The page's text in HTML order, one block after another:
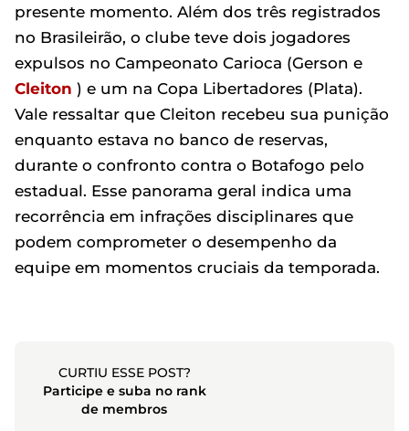
presente momento. Além dos três registrados
no Brasileirão, o clube teve dois jogadores
expulsos no Campeonato Carioca (Gerson e
Cleiton ) e um na Copa Libertadores (Plata).
Vale ressaltar que Cleiton recebeu sua punição
enquanto estava no banco de reservas,
durante o confronto contra o Botafogo pelo
estadual. Esse panorama geral indica uma
recorrência em infrações disciplinares que
podem comprometer o desempenho da
equipe em momentos cruciais da temporada.
CURTIU ESSE POST?
Participe e suba no rank
de membros